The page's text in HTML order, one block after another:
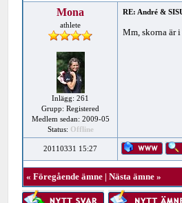
Mona
athlete
Inlägg: 261
Grupp: Registered
Medlem sedan: 2009-05
Status: Offline
RE: André &
Mm, skorna är
20110331 15:27
«Föregående ämne |Nästa ämne »